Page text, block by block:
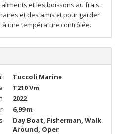
et les boissons au frais.
et des amis et pour garder
une température contrôlée.
Tuccoli Marine
T210 Vm
2022
6,99 m
Day Boat, Fisherman, Walk
Around, Open